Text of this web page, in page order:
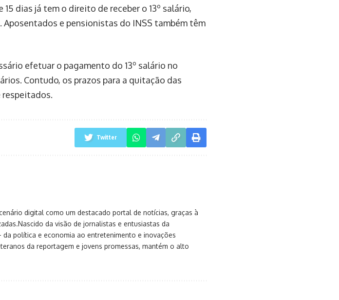
dias já tem o direito de receber o 13º salário,
e pensionistas do INSS também têm
efetuar o pagamento do 13º salário no
Contudo, os prazos para a quitação das
respeitados.
Twitter
digital como um destacado portal de notícias, graças à
da visão de jornalistas e entusiastas da
política e economia ao entretenimento e inovações
da reportagem e jovens promessas, mantém o alto